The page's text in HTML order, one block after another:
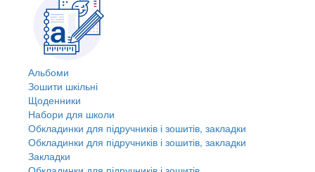
Альбоми
Зошити шкільні
Щоденники
Набори для школи
Обкладинки для підручників і зошитів, закладки
Обкладинки для підручників і зошитів, закладки
Закладки